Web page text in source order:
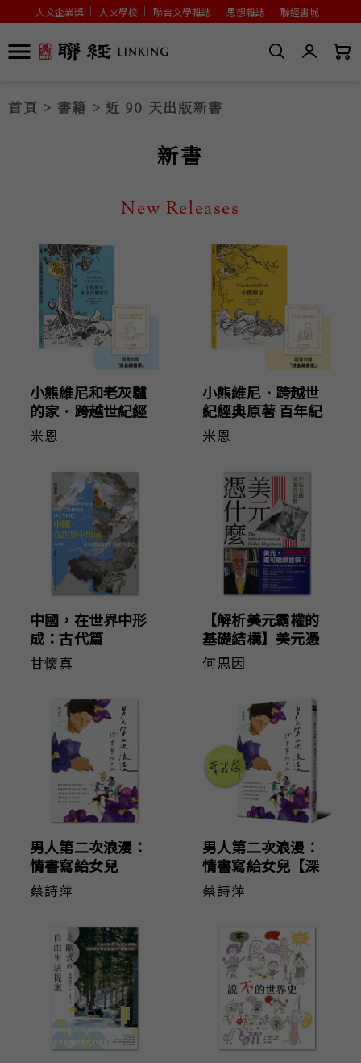
人文企業獎 人文學校 聯合文學雜誌 思想雜誌 聯經書城
首頁 > 書籍 > 近 90 天出版新書
新書
New Releases
小熊維尼和老灰驢
的家．跨越世紀經
典原著 百年紀念版
（首刷加贈【限量
米恩
小熊維尼．跨越世
紀經典原著 百年紀
念版（首刷加贈
【限量燙金藏書
米恩
中國，在世界中形
成：古代篇
甘懷真
【解析美元霸權的
基礎結構】美元憑
什麼？：左右全球
金融的貨幣
何思因
男人第二次浪漫：
情書寫給女兒
蔡詩萍
男人第二次浪漫：
情書寫給女兒【深
愛親簽版】
蔡詩萍